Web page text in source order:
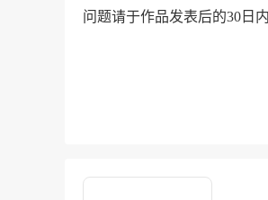
问题请于作品发表后的30日